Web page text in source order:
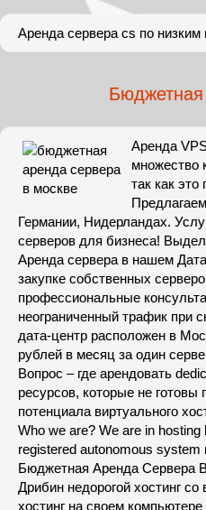
Аренда сервера cs по низким
Бюджетная
Аренда
множество
так как
Германии, Нидерландах.
серверов для бизнеса!
Аренда сервера в нашем
закупке собственных
профессиональные
неограниченный трафик при
дата-центр расположен в
рублей в месяц за один
Вопрос – где арендовать
ресурсов, которые не готовы
потенциала виртуального
Who we are? We are in
registered autonomous
Бюджетная Аренда Сервера
Дрибин недорогой хостинг
хостинг на своем